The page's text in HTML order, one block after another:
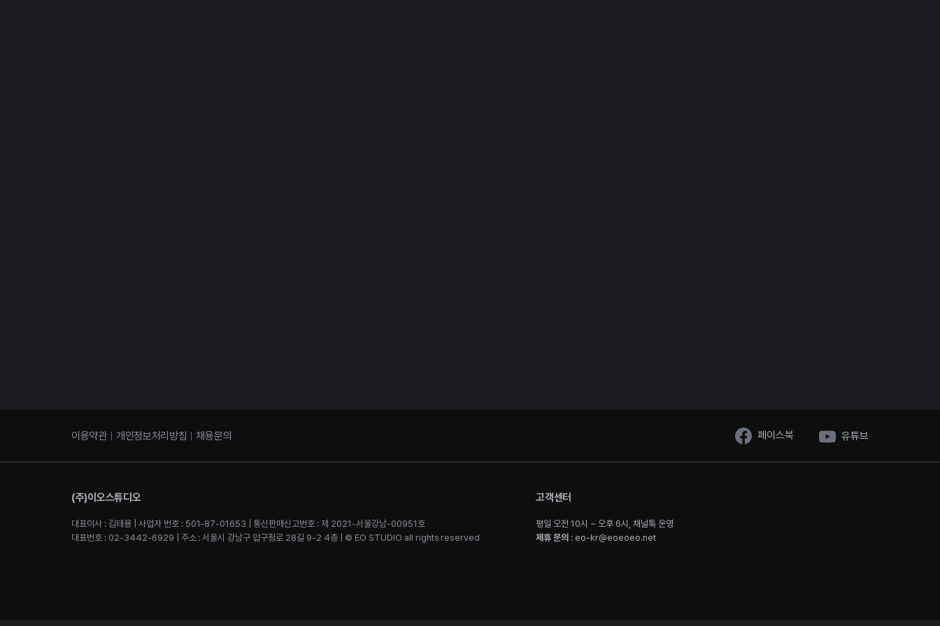
이용약관 개인정보처리방침 채용문의 페이스북 유튜브
(주)이오스튜디오
대표이사 : 김태용 | 사업자 번호 : 501-87-01653 | 통신판매신고번호 : 제 2021-서울강남-00951호
대표번호 : 02-3442-6929 | 주소 : 서울시 강남구 압구정로 28길 9-2 4층 | © EO STUDIO all rights reserved
고객센터
평일 오전 10시 ~ 오후 6시, 채널톡 운영
제휴 문의 : eo-kr@eoeoeo.net